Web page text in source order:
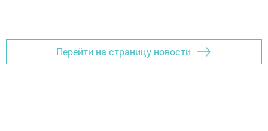
Перейти на страницу новости